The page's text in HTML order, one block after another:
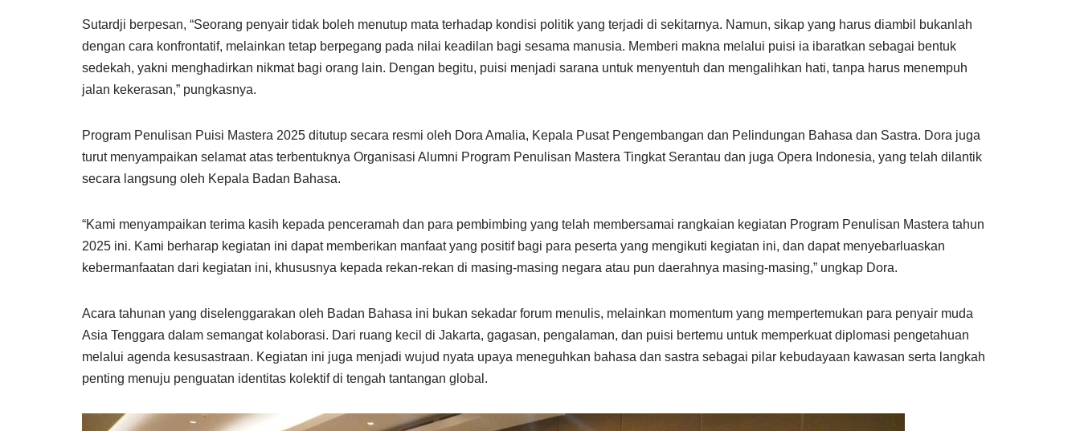
Sutardji berpesan, “Seorang penyair tidak boleh menutup mata terhadap kondisi politik yang terjadi di sekitarnya. Namun, sikap yang harus diambil bukanlah
dengan cara konfrontatif, melainkan tetap berpegang pada nilai keadilan bagi sesama manusia. Memberi makna melalui puisi ia ibaratkan sebagai bentuk
sedekah, yakni menghadirkan nikmat bagi orang lain. Dengan begitu, puisi menjadi sarana untuk menyentuh dan mengalihkan hati, tanpa harus menempuh
jalan kekerasan,” pungkasnya.
Program Penulisan Puisi Mastera 2025 ditutup secara resmi oleh Dora Amalia, Kepala Pusat Pengembangan dan Pelindungan Bahasa dan Sastra. Dora juga
turut menyampaikan selamat atas terbentuknya Organisasi Alumni Program Penulisan Mastera Tingkat Serantau dan juga Opera Indonesia, yang telah dilantik
secara langsung oleh Kepala Badan Bahasa.
“Kami menyampaikan terima kasih kepada penceramah dan para pembimbing yang telah membersamai rangkaian kegiatan Program Penulisan Mastera tahun
2025 ini. Kami berharap kegiatan ini dapat memberikan manfaat yang positif bagi para peserta yang mengikuti kegiatan ini, dan dapat menyebarluaskan
kebermanfaatan dari kegiatan ini, khususnya kepada rekan-rekan di masing-masing negara atau pun daerahnya masing-masing,” ungkap Dora.
Acara tahunan yang diselenggarakan oleh Badan Bahasa ini bukan sekadar forum menulis, melainkan momentum yang mempertemukan para penyair muda
Asia Tenggara dalam semangat kolaborasi. Dari ruang kecil di Jakarta, gagasan, pengalaman, dan puisi bertemu untuk memperkuat diplomasi pengetahuan
melalui agenda kesusastraan. Kegiatan ini juga menjadi wujud nyata upaya meneguhkan bahasa dan sastra sebagai pilar kebudayaan kawasan serta langkah
penting menuju penguatan identitas kolektif di tengah tantangan global.